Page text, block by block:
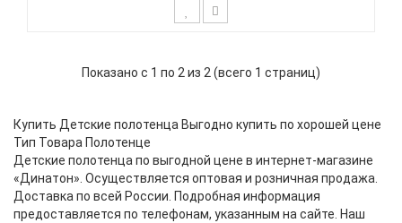
в пушистое полотенце. Теплое и нежное, как
Натуральная махровая ткань легко впитывает
влагу, быстро сохнет, не теряет цвета..
Показано с 1 по 2 из 2 (всего 1 страниц)
Купить Детские полотенца Выгодно купить по хорошей цене
Тип Товара Полотенце
Детские полотенца по выгодной цене в интернет-магазине
«Динатон». Осуществляется оптовая и розничная продажа.
Доставка по всей России. Подробная информация
предоставляется по телефонам, указанным на сайте. Наш